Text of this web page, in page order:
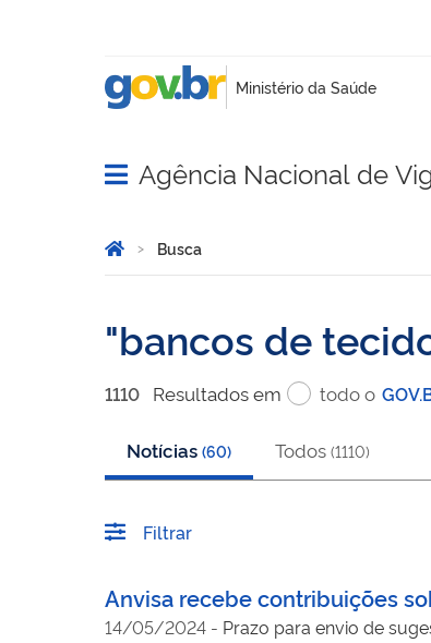
Abrir menu principal de navegação
Agência Nacional de
Você está aqui:
Página Inicial
Busca
bancos de
1110 Resultadosem todo o
Notícias (60) Todos (1110)
Filtrar
Anvisa recebe contribuições
14/05/2024 - Prazo para envio de